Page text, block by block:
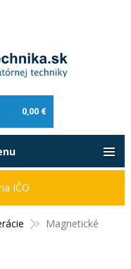
0,00 €
Magnetické
IČO